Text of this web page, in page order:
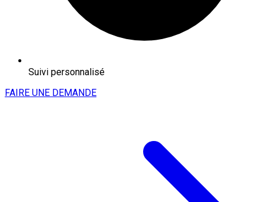
Suivi personnalisé
FAIRE UNE DEMANDE